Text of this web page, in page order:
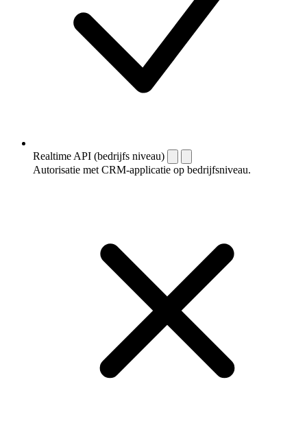
Realtime API (bedrijfs niveau)
Autorisatie met CRM-applicatie op bedrijfsniveau.